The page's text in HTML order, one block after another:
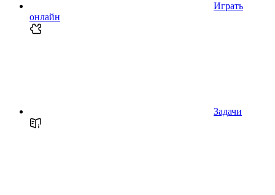
Играть
онлайн
Задачи